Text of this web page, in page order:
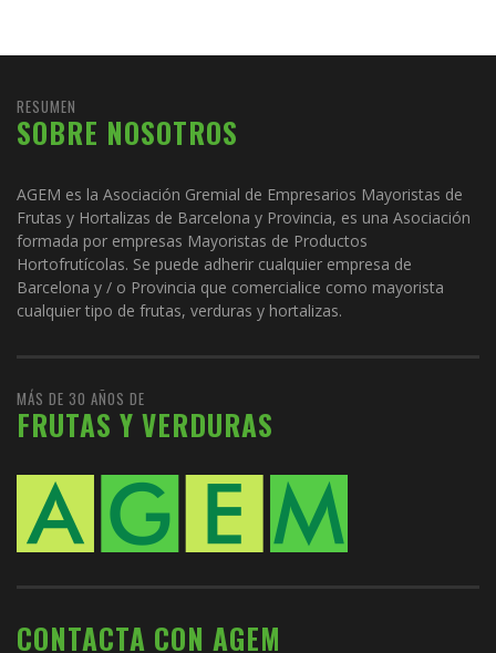
RESUMEN
SOBRE NOSOTROS
AGEM es la Asociación Gremial de Empresarios Mayoristas de
Frutas y Hortalizas de Barcelona y Provincia, es una Asociación
formada por empresas Mayoristas de Productos
Hortofrutícolas. Se puede adherir cualquier empresa de
Barcelona y / o Provincia que comercialice como mayorista
cualquier tipo de frutas, verduras y hortalizas.
MÁS DE 30 AÑOS DE
FRUTAS Y VERDURAS
CONTACTA CON AGEM